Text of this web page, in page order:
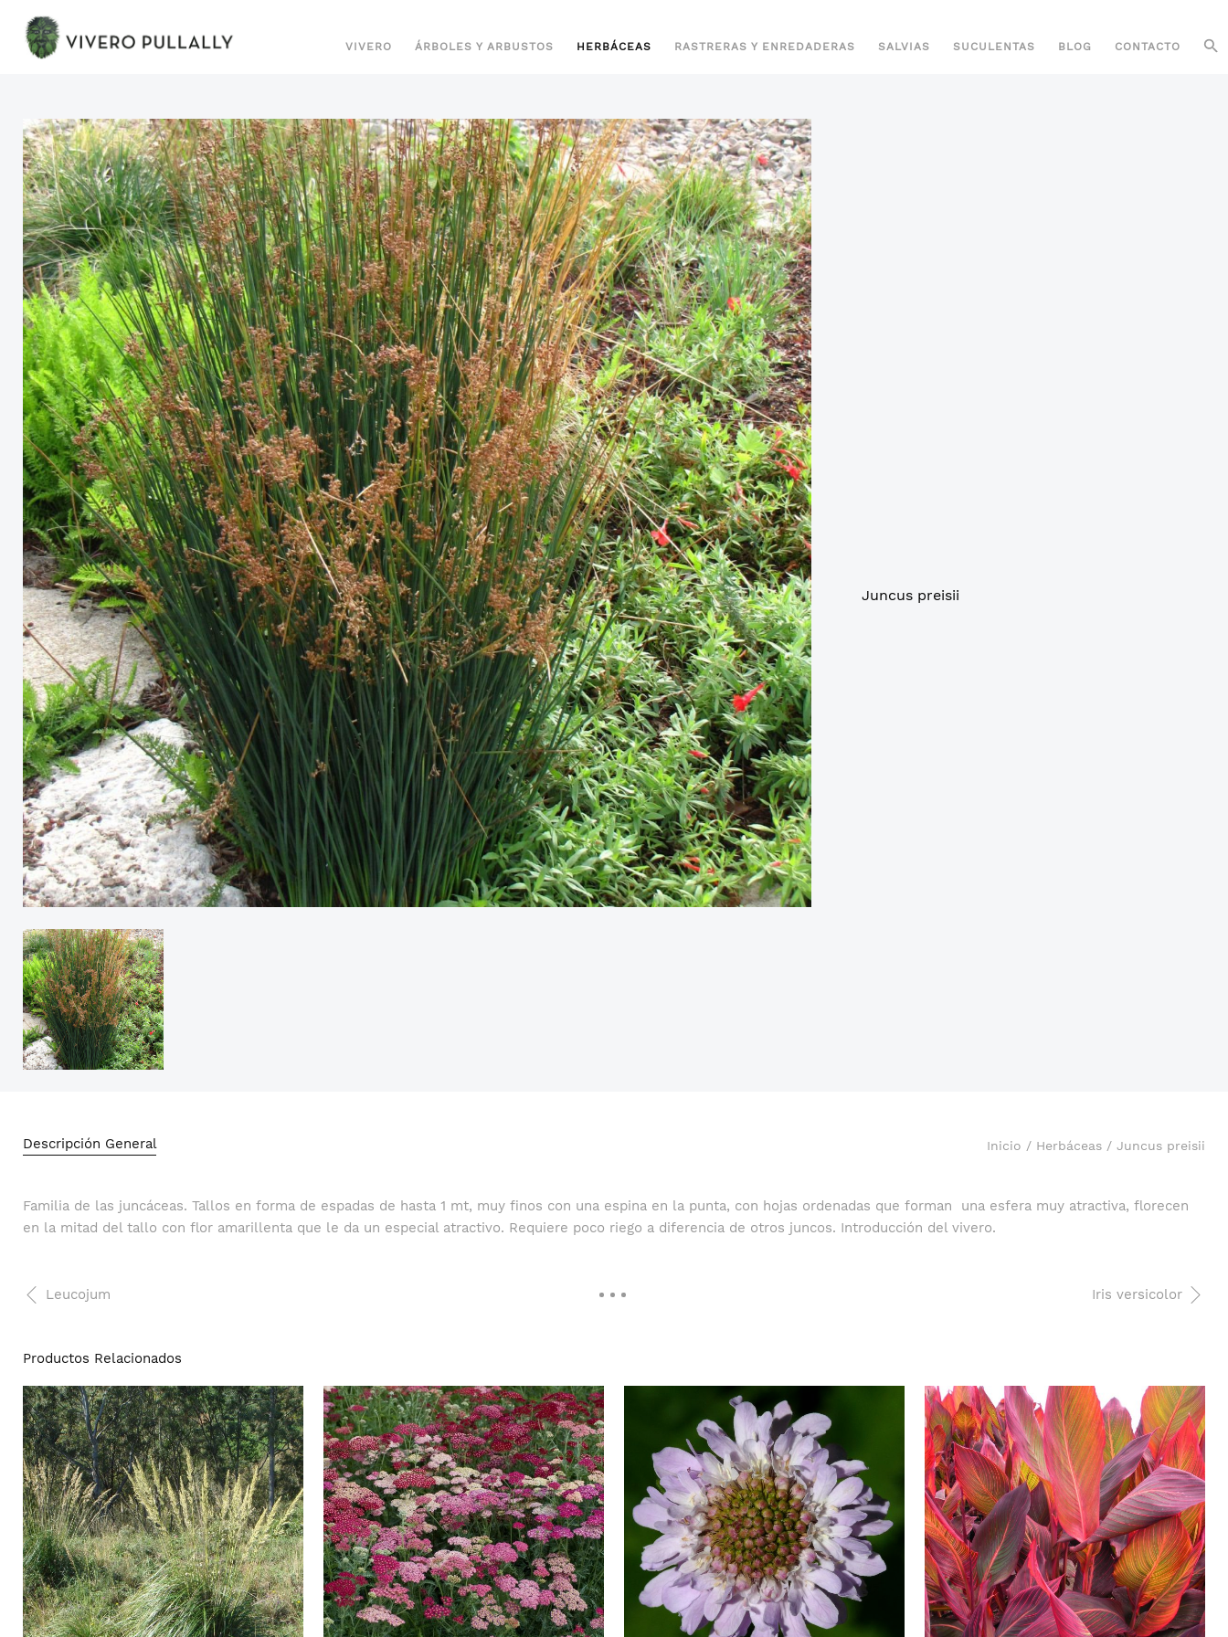
VIVERO ÁRBOLES Y ARBUSTOS HERBÁCEAS RASTRERAS Y ENREDADERAS SALVIAS SUCULENTAS BLOG CONTACTO
Juncus preisii
Inicio / Herbáceas / Juncus preisii
Descripción General
Familia de las juncáceas. Tallos en forma de espadas de hasta 1 mt, muy finos con una espina en la punta, con hojas ordenadas que forman una esfera muy atractiva, florecen
en la mitad del tallo con flor amarillenta que le da un especial atractivo. Requiere poco riego a diferencia de otros juncos. Introducción del vivero.
Iris versicolor
Leucojum
Productos Relacionados